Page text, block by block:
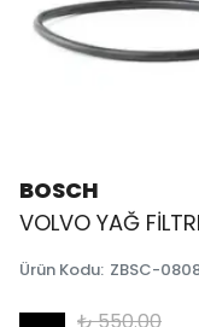
BOSCH
VOLVO YAĞ
Ürün Kodu: ZBSC-